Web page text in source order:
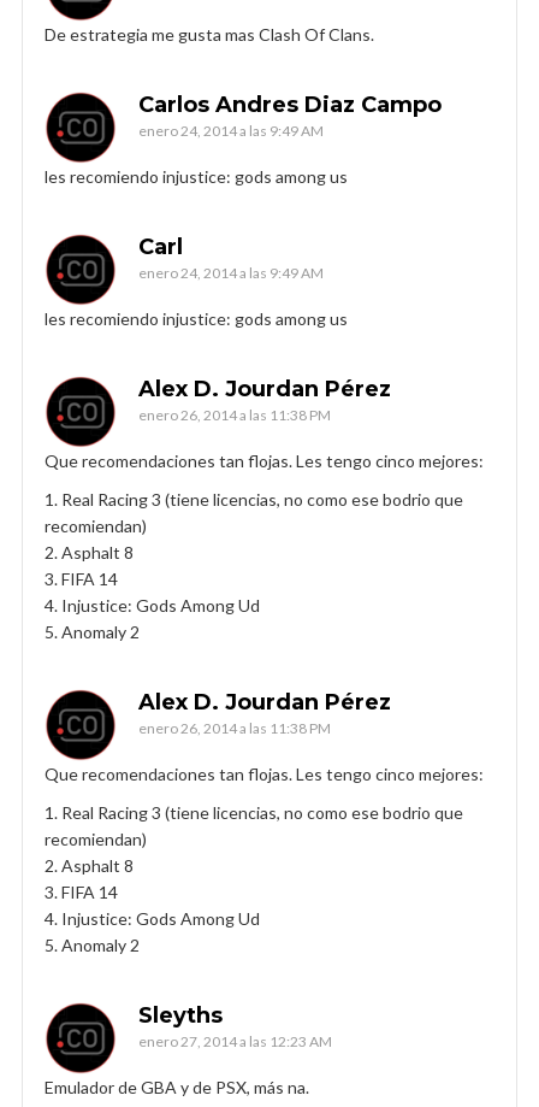
De estrategia me gusta mas Clash Of Clans.
Carlos Andres Diaz Campo
enero 24, 2014 a las 9:49 AM
les recomiendo injustice: gods among us
Carl
enero 24, 2014 a las 9:49 AM
les recomiendo injustice: gods among us
Alex D. Jourdan Pérez
enero 26, 2014 a las 11:38 PM
Que recomendaciones tan flojas. Les tengo cinco mejores:
1. Real Racing 3 (tiene licencias, no como ese bodrio que
recomiendan)
2. Asphalt 8
3. FIFA 14
4. Injustice: Gods Among Ud
5. Anomaly 2
Alex D. Jourdan Pérez
enero 26, 2014 a las 11:38 PM
Que recomendaciones tan flojas. Les tengo cinco mejores:
1. Real Racing 3 (tiene licencias, no como ese bodrio que
recomiendan)
2. Asphalt 8
3. FIFA 14
4. Injustice: Gods Among Ud
5. Anomaly 2
Sleyths
enero 27, 2014 a las 12:23 AM
Emulador de GBA y de PSX, más na.